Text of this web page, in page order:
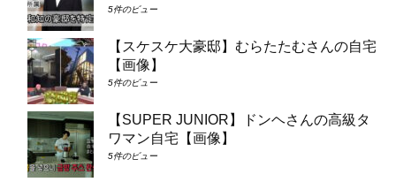
5件のビュー
【スケスケ大豪邸】むらたたむさんの自宅
【画像】
5件のビュー
【SUPER JUNIOR】ドンヘさんの高級タ
ワマン自宅【画像】
5件のビュー